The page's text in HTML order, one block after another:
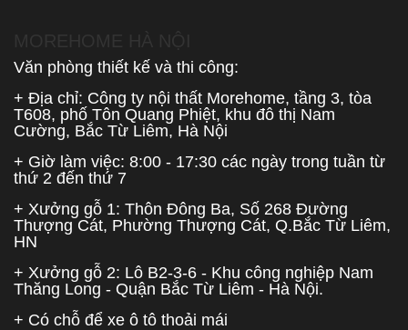
Văn phòng thiết kế và thi công:
+ Địa chỉ: Công ty nội thất Morehome, tầng 3, tòa
T608, phố Tôn Quang Phiệt, khu đô thị Nam
Cường, Bắc Từ Liêm, Hà Nội
+ Giờ làm việc: 8:00 - 17:30 các ngày trong tuần từ
thứ 2 đến thứ 7
+ Xưởng gỗ 1: Thôn Đông Ba, Số 268 Đường
Thượng Cát, Phường Thượng Cát, Q.Bắc Từ Liêm,
HN
+ Xưởng gỗ 2: Lô B2-3-6 - Khu công nghiệp Nam
Thăng Long - Quận Bắc Từ Liêm - Hà Nội.
+ Có chỗ để xe ô tô thoải mái